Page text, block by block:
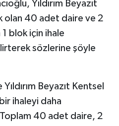
Yıldırım Beyazıt
olan 40 adet daire ve 2
blok için ihale
sözlerine şöyle
Beyazıt Kentsel
ihaleyi daha
40 adet daire, 2